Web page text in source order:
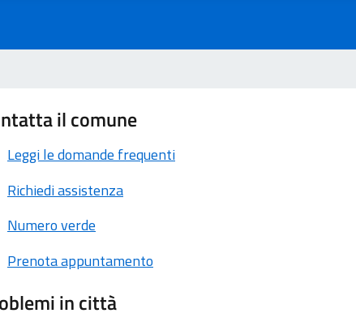
il comune
Leggi le domande frequenti
Richiedi assistenza
Numero verde
Prenota appuntamento
in città